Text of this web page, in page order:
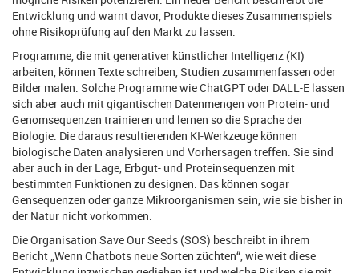
Entwicklung und warnt davor, Produkte dieses Zusammenspiels
ohne Risikoprüfung auf den Markt zu lassen.
Programme, die mit generativer künstlicher Intelligenz (KI)
arbeiten, können Texte schreiben, Studien zusammenfassen oder
Bilder malen. Solche Programme wie ChatGPT oder DALL-E lassen
sich aber auch mit gigantischen Datenmengen von Protein- und
Genomsequenzen trainieren und lernen so die Sprache der
Biologie. Die daraus resultierenden KI-Werkzeuge können
biologische Daten analysieren und Vorhersagen treffen. Sie sind
aber auch in der Lage, Erbgut- und Proteinsequenzen mit
bestimmten Funktionen zu designen. Das können sogar
Gensequenzen oder ganze Mikroorganismen sein, wie sie bisher in
der Natur nicht vorkommen.
Die Organisation Save Our Seeds (SOS) beschreibt in ihrem
Bericht „Wenn Chatbots neue Sorten züchten“, wie weit diese